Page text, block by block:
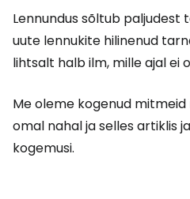
Lennundus sõltub paljudest
uute lennukite hilinenud
lihtsalt halb ilm, mille ajal ei
Me oleme kogenud
omal nahal ja selles artiklis
kogemusi.